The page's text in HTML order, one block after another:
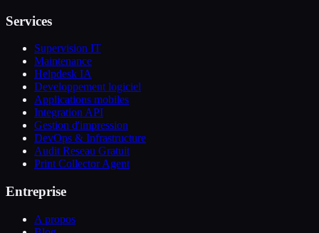
Services
Supervision IT
Maintenance
Helpdesk IA
Developpement logiciel
Applications mobiles
Integration API
Gestion d'impression
DevOps & Infrastructure
Audit Reseau Gratuit
Print Collector Agent
Entreprise
A propos